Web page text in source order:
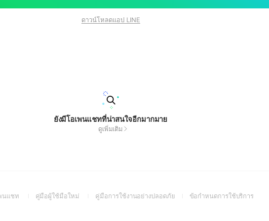
ดาวน์โหลดแอป LINE
ยังมีโอเพนแชทที่น่าสนใจอีกมากมาย
ดูเพิ่มเติม
นแชท
(Openคู่มือผู้ใช้มือใหม่
(Openคู่มือการใช้งานอย่างปลอดภัย(Openข้อกำหนดการใช้บริการ(Open